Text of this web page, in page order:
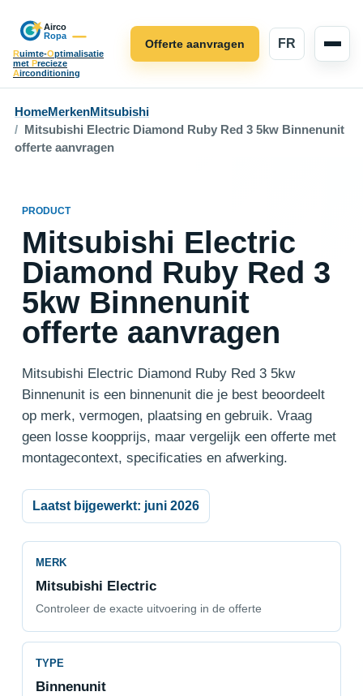
Ruimte-Optimalisatie
met Precieze
Airconditioning
FR
Offerte aanvragen
HomeMerkenMitsubishi
Mitsubishi Electric Diamond Ruby Red 3 5kw Binnenunit
offerte aanvragen
PRODUCT
Mitsubishi Electric
Diamond Ruby Red 3
5kw Binnenunit
offerte aanvragen
Mitsubishi Electric Diamond Ruby Red 3 5kw
Binnenunit is een binnenunit die je best beoordeelt
op merk, vermogen, plaatsing en gebruik. Vraag
geen losse koopprijs, maar vergelijk een offerte met
montagecontext, specificaties en afwerking.
Laatst bijgewerkt: juni 2026
MERK
Mitsubishi Electric
Controleer de exacte uitvoering in de offerte
TYPE
Binnenunit